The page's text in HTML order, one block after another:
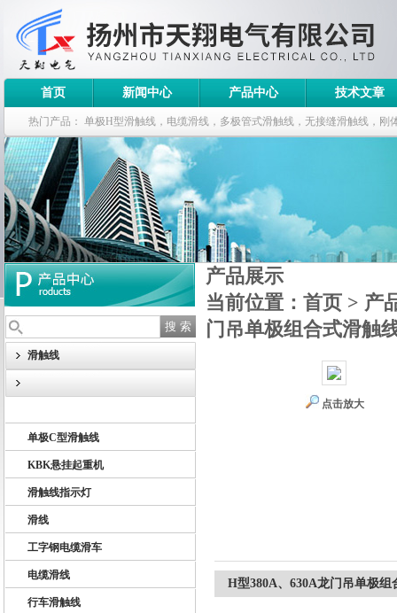
扬州市天翔电气有限公司
首页 新闻中心 产品中心 技术文章
热门产品： 单极H型滑触线，电缆滑线，多极管式滑触线，无接缝滑触线，刚
钢电缆滑车
滑触线
U10型滑触线
单极C型滑触线
KBK悬挂起重机
滑触线指示灯
滑线
工字钢电缆滑车
电缆滑线
行车滑触线
产品展示
当前位置： 首页 > 产
门吊单极组合式滑触
点击放大
H型380A、630A龙门吊单极